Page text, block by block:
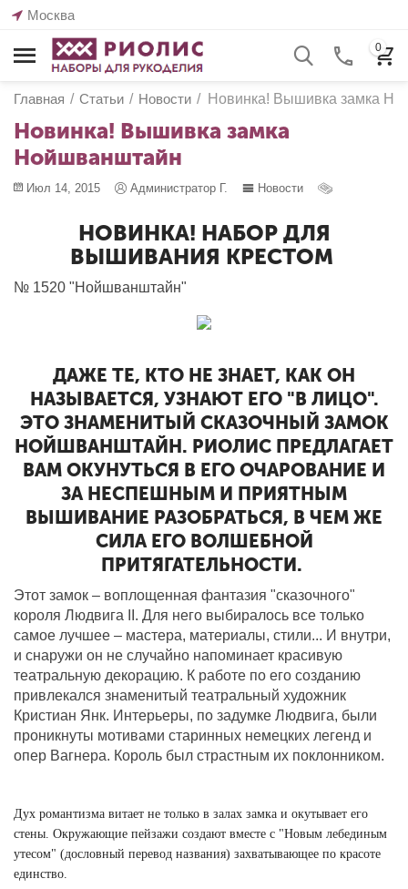
Москва
0
Главная / Статьи / Новости / Новинка! Вышивка замка
Новинка! Вышивка замка
Нойшванштайн
Июл 14, 2015 Администратор Г. Новости
НОВИНКА! НАБОР ДЛЯ
ВЫШИВАНИЯ КРЕСТОМ
№ 1520 "Нойшванштайн"
ДАЖЕ ТЕ, КТО НЕ ЗНАЕТ, КАК ОН
НАЗЫВАЕТСЯ, УЗНАЮТ ЕГО "В ЛИЦО".
ЭТО ЗНАМЕНИТЫЙ СКАЗОЧНЫЙ ЗАМОК
НОЙШВАНШТАЙН. РИОЛИС ПРЕДЛАГАЕТ
ВАМ ОКУНУТЬСЯ В ЕГО ОЧАРОВАНИЕ И
ЗА НЕСПЕШНЫМ И ПРИЯТНЫМ
ВЫШИВАНИЕ РАЗОБРАТЬСЯ, В ЧЕМ ЖЕ
СИЛА ЕГО ВОЛШЕБНОЙ
ПРИТЯГАТЕЛЬНОСТИ.
Этот замок – воплощенная фантазия "сказочного"
короля Людвига II. Для него выбиралось все только
самое лучшее – мастера, материалы, стили... И внутри,
и снаружи он не случайно напоминает красивую
театральную декорацию. К работе по его созданию
привлекался знаменитый театральный художник
Кристиан Янк. Интерьеры, по задумке Людвига, были
проникнуты мотивами старинных немецких легенд и
опер Вагнера. Король был страстным их поклонником.
Дух романтизма витает не только в залах замка и окутывает его
стены. Окружающие пейзажи создают вместе с "Новым лебединым
утесом" (дословный перевод названия) захватывающее по красоте
единство.